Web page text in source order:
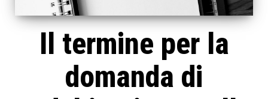
Il termine per la
domanda di